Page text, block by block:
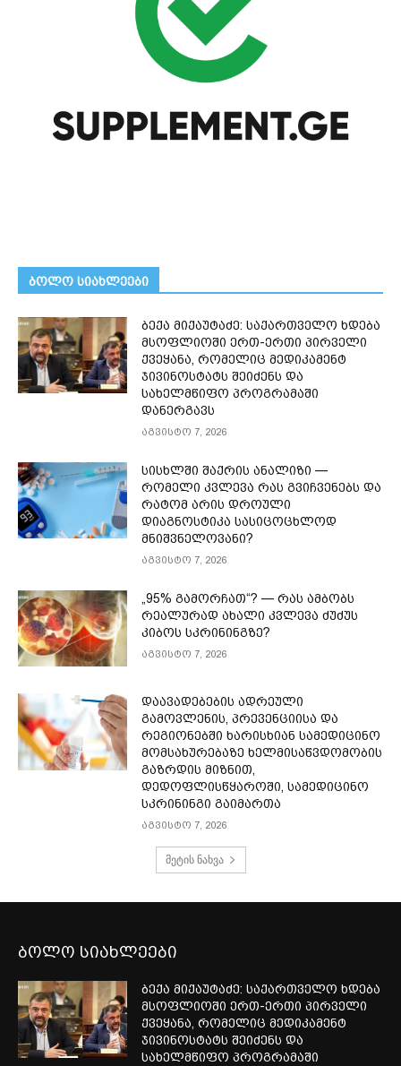
ᲑᲝᲚᲝ ᲡᲘᲐᲮᲚᲔᲔᲑᲘ
ბექა მიქაუტაძე: საქართველო ხდება
მსოფლიოში ერთ-ერთი პირველი
ქვეყანა, რომელიც მედიკამენტ
ჯივინოსტატს შეიძენს და
სახელმწიფო პროგრამაში
დანერგავს
აგვისტო 7, 2026
სისხლში შაქრის ანალიზი —
რომელი კვლევა რას გვიჩვენებს და
რატომ არის დროული
დიაგნოსტიკა სასიცოცხლოდ
მნიშვნელოვანი?
აგვისტო 7, 2026
„95% გამორჩათ“? — რას ამბობს
რეალურად ახალი კვლევა ძუძუს
კიბოს სკრინინგზე?
აგვისტო 7, 2026
დაავადებების ადრეული
გამოვლენის, პრევენციისა და
რეგიონებში ხარისხიან სამედიცინო
მომსახურებაზე ხელმისაწვდომობის
გაზრდის მიზნით,
დედოფლისწყაროში, სამედიცინო
სკრინინგი გაიმართა
აგვისტო 7, 2026
მეტის ნახვა
ბოლო სიახლეები
ბექა მიქაუტაძე: საქართველო ხდება
მსოფლიოში ერთ-ერთი პირველი
ქვეყანა, რომელიც მედიკამენტ
ჯივინოსტატს შეიძენს და
სახელმწიფო პროგრამაში